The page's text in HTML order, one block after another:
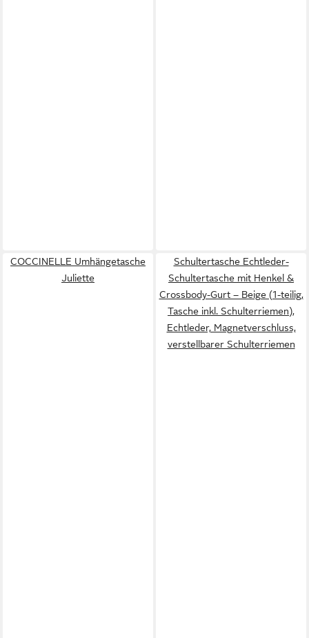
COCCINELLE Umhängetasche
Juliette
Schultertasche Echtleder-
Schultertasche mit Henkel &
Crossbody-Gurt – Beige (1-teilig,
Tasche inkl. Schulterriemen),
Echtleder, Magnetverschluss,
verstellbarer Schulterriemen